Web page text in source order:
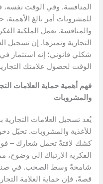
المنافسة. وفي الوقت نفسه،
للمشروبات أمر بالغ
والمنافسة. تعمل الملكية
التجارية وتميزها. إن تسجيل
شكلي قانوني؛ إنه استثمار
الوقت لحصول علامتك
فهم أهمية حماية العلامات
والمشروبات
يُعد تسجيل العلامات التجارية
للأغذية والمشروبات. تخيّل
كشك لافتةً تحمل شعارك –
الفكرية الارتباك إلى وضوح،
شامخةً وسط الصخب. في
قصةً، فإن حماية العلامة